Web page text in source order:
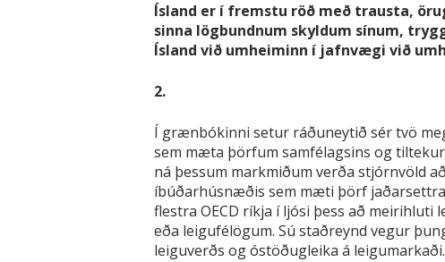
Ísland er í fremstu röð með trausta,
sinna lögbundnum skyldum sínum,
Ísland við umheiminn í jafnvægi við
2.
Í grænbókinni setur ráðuneytið sér tvö
sem mæta þörfum samfélagsins og
ná þessum markmiðum verða stjórnvöld
íbúðarhúsnæðis sem mæti þörf
flestra OECD ríkja í ljósi þess að
eða leigufélögum. Sú staðreynd vegur
leiguverðs og óstöðugleika á leigumarkaði.